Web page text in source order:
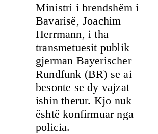
Ministri i brendshëm i
Bavarisë, Joachim
Herrmann, i tha
transmetuesit publik
gjerman Bayerischer
Rundfunk (BR) se ai
besonte se dy vajzat
ishin therur. Kjo nuk
është konfirmuar nga
policia.